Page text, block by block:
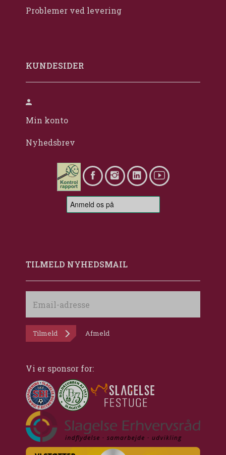
Problemer ved levering
KUNDESIDER
Min konto
Nyhedsbrev
TILMELD NYHEDSMAIL
adresse
Tilmeld Afmeld
Vi er sponsor for: